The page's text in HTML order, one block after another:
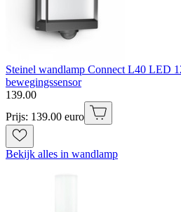
Steinel wandlamp Connect L40 LED
bewegingssensor
139.00
Prijs: 139.00 euro
Bekijk alles in wandlamp